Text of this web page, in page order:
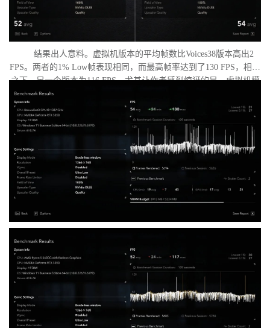
结果出人意料。虚拟机版本的平均帧数比Voices38版本高出2
FPS。两者的1% Low帧表现相同，而最高帧率达到了130 FPS，相比
之下，另一个版本为116 FPS。尤其让作者感到惊讶的是，虚拟机模
式下的优化竟如此之好。从理论上讲，额外的虚拟化层应该会给处
理器带来负担并降低性能，但实际上并没有发生这种情况。